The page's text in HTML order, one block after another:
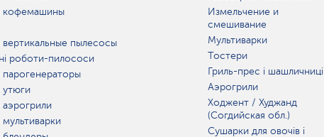
кофемашины
пылесосы
роботи-пилососи
Измельчение и
смешивание
Мультиварки
Тостери
Гриль-прес і шашличниці
Аэрогрили
Ходжент / Худжанд
(Согдийская обл.)
Сушарки для овочів і